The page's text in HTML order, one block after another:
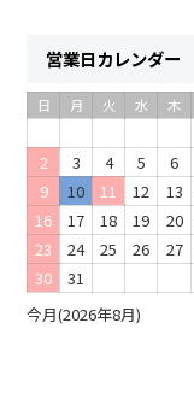
営業日カレンダー
今月(2026年8月)
日 月 火 水 木
2
3 4 5 6
9
10 11 12 13
16
17 18 19 20
23
24 25 26 27
30
31